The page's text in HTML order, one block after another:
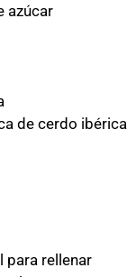
azúcar
de cerdo ibérica
para rellenar